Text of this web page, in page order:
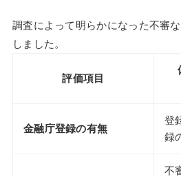
調査によって明らかになった不審
しました。
評価項目
金融庁登録の有無
登
録
不